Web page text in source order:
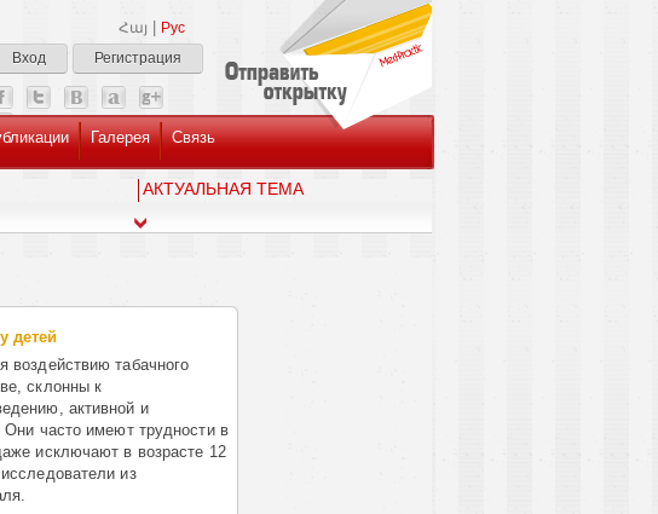
Հայ
Рус
Вход
Регистрация
Галерея Связь
AКТУАЛЬНАЯ ТЕМА
детей
воздействию табачного
склонны к
активной и
Они часто имеют трудности в
исключают в возрасте 12
из